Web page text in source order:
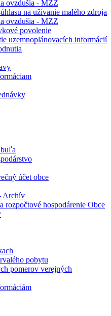
ovzdušia - MZZ
na užívanie malého zdroja
ovzdušia - MZZ
povolenie
uzemnoplánovacích informácií
účet obce
Archív
rozpočtové hospodárenie Obce
pobytu
pomerov verejných